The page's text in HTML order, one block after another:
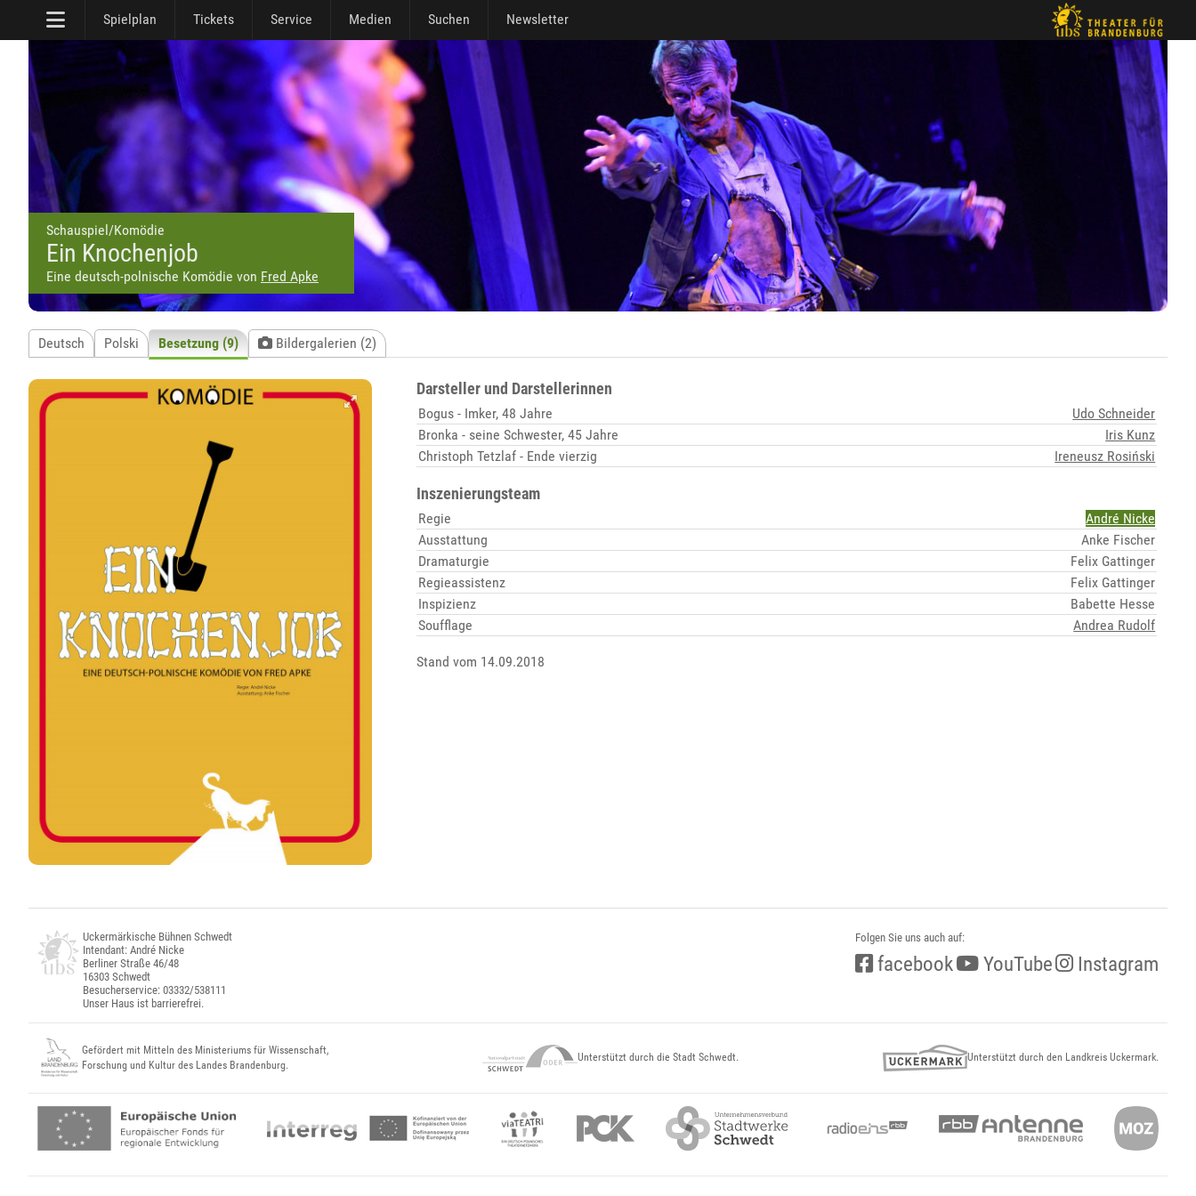
Spielplan Tickets Service Medien Suchen Newsletter
Schauspiel/Komödie
Ein Knochenjob
Eine deutsch-polnische Komödie von Fred Apke
Deutsch Polski Besetzung (9) Bildergalerien (2)
Darsteller und Darstellerinnen
Bogus - Imker, 48 Jahre
Udo Schneider
Bronka - seine Schwester, 45 Jahre
Iris Kunz
Christoph Tetzlaf - Ende vierzig
Ireneusz Rosiński
Inszenierungsteam
Regie
André Nicke
Ausstattung
Anke Fischer
Dramaturgie
Felix Gattinger
Regieassistenz
Felix Gattinger
Inspizienz
Babette Hesse
Soufflage
Andrea Rudolf
Stand vom 14.09.2018
Uckermärkische Bühnen Schwedt
Intendant: André Nicke
Berliner Straße 46/48
16303 Schwedt
Besucherservice: 03332/538111
Unser Haus ist barrierefrei.
Folgen Sie uns auch auf:
facebook YouTube Instagram
Gefördert mit Mitteln des Ministeriums für Wissenschaft,
Forschung und Kultur des Landes Brandenburg.
Unterstützt durch die Stadt Schwedt. Unterstützt durch den Landkreis Uckermark.